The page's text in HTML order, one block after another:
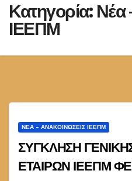
Κατηγορία: Νέα
ΙΕΕΠΜ
ΝΈΑ - ΑΝΑΚΟΙΝΏΣΕΙΣ ΙΕΕΠΜ
ΣΥΓΚΛΗΣΗ
ΕΤΑΙΡΩΝ ΙΕΕΠΜ